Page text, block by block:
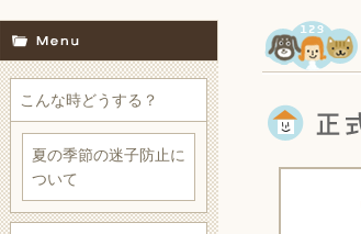
こんな時どうする？
夏の季節の迷子防止に
ついて